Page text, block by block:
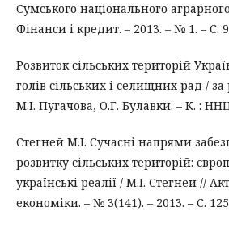
Сумського національного
Фінанси і кредит. – 2013. – № 1. – С.
Розвиток сільських територій
голів сільських і селищних рад /
М.І. Пугачова, О.Г. Булавки. – К. :
Стегней М.І. Сучасні напрями
розвитку сільських територій:
українські реалії / М.І. Стегней //
економіки. – № 3(141). – 2013. – С.